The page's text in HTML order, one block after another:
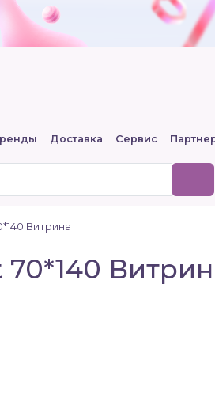
Доставка Сервис
Витрина